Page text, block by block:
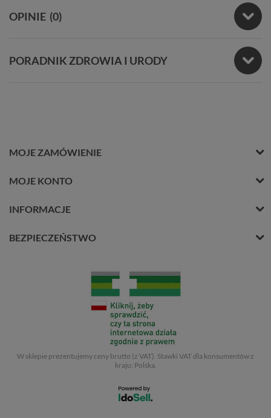
OPINIE (0)
PORADNIK ZDROWIA I URODY
MOJE ZAMÓWIENIE
MOJE KONTO
INFORMACJE
BEZPIECZEŃSTWO
W sklepie prezentujemy ceny brutto (z VAT). Stawki VAT dla konsumentów z
kraju: Polska